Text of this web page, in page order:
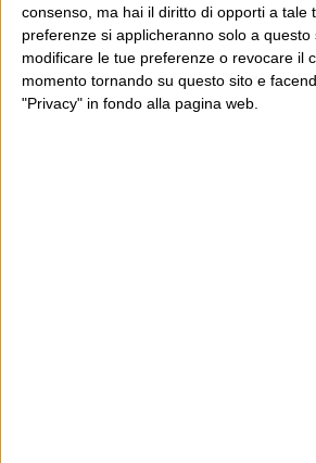
consenso, ma hai il diritto di opporti a tale
preferenze si applicheranno solo a questo
modificare le tue preferenze o revocare il
momento tornando su questo sito e
"Privacy" in fondo alla pagina web.
E per i regali di Natale